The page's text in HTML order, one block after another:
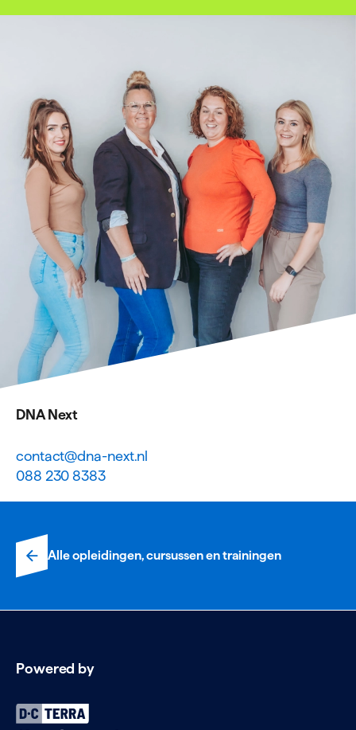
DNA Next
contact@dna-next.nl
088 230 8383
Alle opleidingen, cursussen en trainingen
Powered by